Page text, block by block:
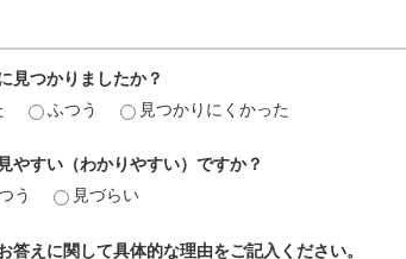
見つかりましたか？
ふつう 見つかりにくかった
やすい（わかりやすい）ですか？
う 見づらい
答えに関して具体的な理由をご記入ください。